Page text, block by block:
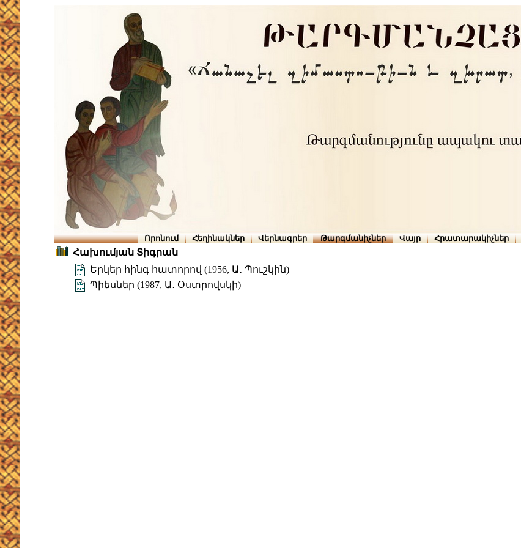
Որոնում Հեղինակներ Վերնագրեր Թարգմանիչներ Վայր Հրատարակիչներ
Հախումյան Տիգրան
Երկեր հինգ հատորով (1956, Ա․ Պուշկին)
Պիեսներ (1987, Ա․ Օստրովսկի)